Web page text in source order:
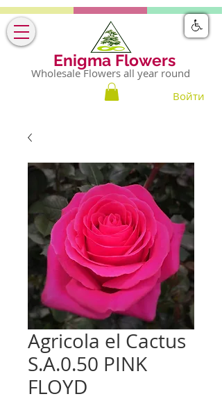
Enigma Flowers
Войти
Wholesale Flowers all year round
Agricola el Cactus
S.A.0.50 PINK
FLOYD